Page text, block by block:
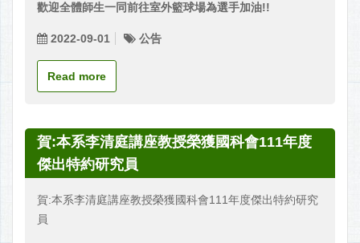
歡迎全體師生一同前往室外籃球場為選手加油!!
2022-09-01 公告
Read more
賀:本系李清庭講座教授榮獲國科會111年度
傑出特約研究員
賀:本系李清庭講座教授榮獲國科會111年度傑出特約研究
員